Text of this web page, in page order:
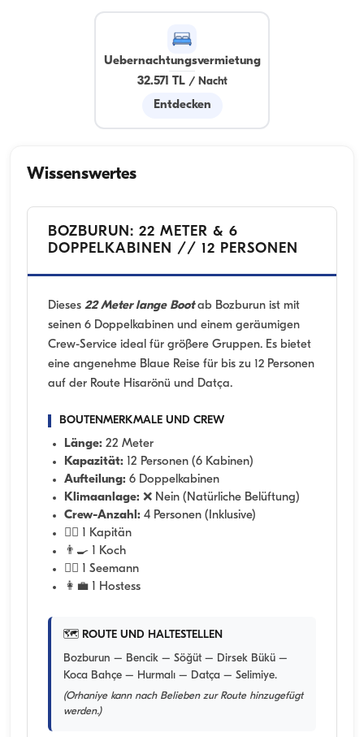
Uebernachtungsvermietung
32.571 TL/ Nacht
Entdecken
Wissenswertes
BOZBURUN: 22 METER & 6
DOPPELKABINEN // 12 PERSONEN
Dieses 22 Meter lange Bootab Bozburun ist mit
seinen 6 Doppelkabinen und einem geräumigen
Crew-Service ideal für größere Gruppen. Es bietet
eine angenehme Blaue Reise für bis zu 12 Personen
auf der Route Hisarönü und Datça.
BOUTENMERKMALE UND CREW
Länge: 22 Meter
Kapazität: 12 Personen (6 Kabinen)
Aufteilung: 6 Doppelkabinen
Klimaanlage: ❌ Nein (Natürliche Belüftung)
Crew-Anzahl: 4 Personen (Inklusive)
👨‍✈️ 1 Kapitän
👨‍🍳 1 Koch
🧑‍✈️ 1 Seemann
👩‍💼 1 Hostess
🗺️ ROUTE UND HALTESTELLEN
Bozburun – Bencik – Söğüt – Dirsek Bükü –
Koca Bahçe – Hurmalı – Datça – Selimiye.
(Orhaniye kann nach Belieben zur Route hinzugefügt
werden.)